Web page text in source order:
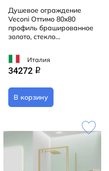
Душевое ограждение
Veconi Оттимо 80x80
профиль брашированное
золото, стекло
8080-01-C9 (без поддона)
Италия
34272 q
В корзину